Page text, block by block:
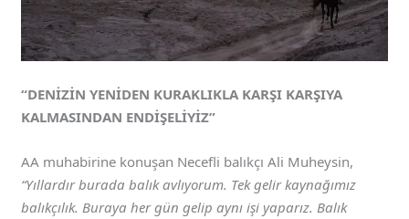
“DENİZİN YENİDEN KURAKLIKLA KARŞI KARŞIYA
KALMASINDAN ENDİŞELİYİZ”
AA muhabirine konuşan Necefli balıkçı Ali Muheysin,
“Yıllardır burada balık avlıyorum. Tek gelir kaynağımız
balıkçılık. Buraya her gün gelip aynı işi yaparız. Balık